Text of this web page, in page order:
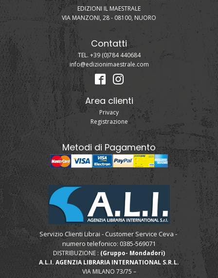
EDIZIONI IL MAESTRALE
VIA MANZONI, 28 - 08100, NUORO
Contatti
TEL. +39 (0)784 440684
info@edizionimaestrale.com
Area clienti
Privacy
Registrazione
Metodi di Pagamento
Servizio Clienti Librai - Customer Service Ceva -
numero telefonico: 0385-569071
DISTRIBUZIONE : (Gruppo- Mondadori)
A.L.I. AGENZIA LIBRARIA INTERNATIONAL S.R.L.
VIA MILANO 73/75 –